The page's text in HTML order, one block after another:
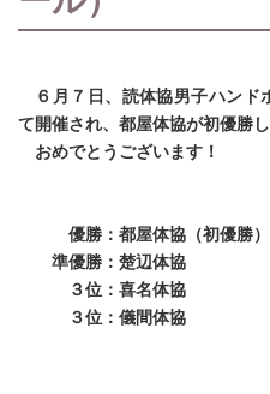
６月７日、読体協男子ハンド
て開催され、都屋体協が初優勝し
おめでとうございます！
優勝：都屋体協（初優勝）
準優勝：楚辺体協
３位：喜名体協
３位：儀間体協